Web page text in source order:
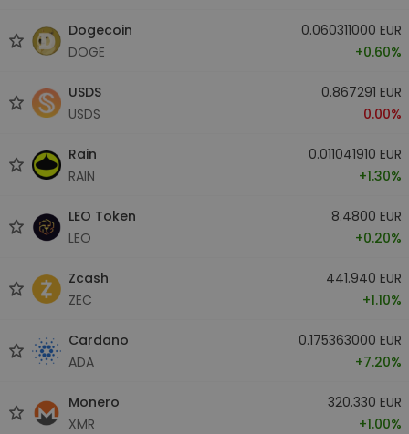
Dogecoin
DOGE
0.060311000 EUR
+0.60%
USDS
USDS
0.867291 EUR
0.00%
Rain
RAIN
0.011041910 EUR
+1.30%
LEO Token
LEO
8.4800 EUR
+0.20%
Zcash
ZEC
441.940 EUR
+1.10%
Cardano
ADA
0.175363000 EUR
+7.20%
Monero
XMR
320.330 EUR
+1.00%